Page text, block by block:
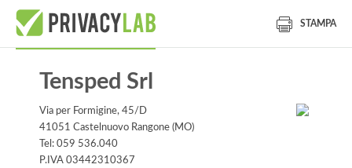
STAMPA
Tensped Srl
Via per Formigine, 45/D
41051 Castelnuovo Rangone (MO)
Tel: 059 536.040
P.IVA 03442310367